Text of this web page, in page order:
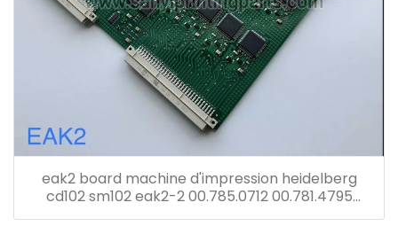
eak2 board machine d'impression heidelberg
cd102 sm102 eak2-2 00.785.0712 00.781.4795
00.781.8903 91.144.6021